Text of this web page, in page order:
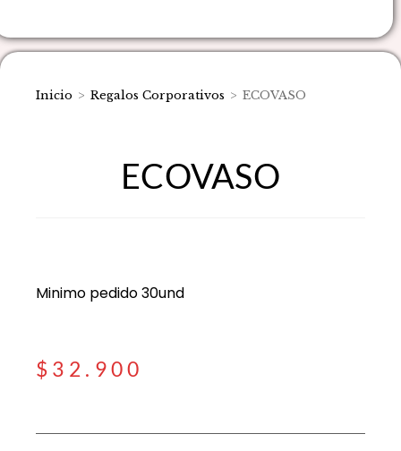
Inicio > Regalos Corporativos > ECOVASO
ECOVASO
Minimo pedido 30und
$ 32.900